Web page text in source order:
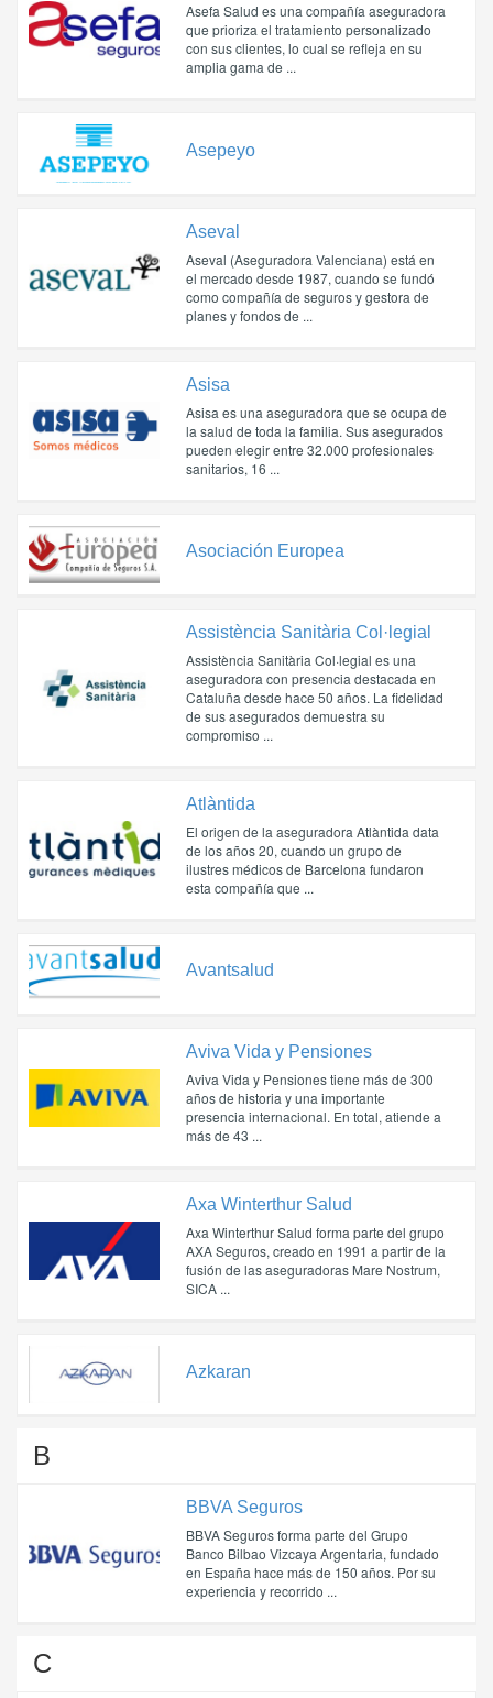
Asefa Salud es una compañía aseguradora
que prioriza el tratamiento personalizado
con sus clientes, lo cual se refleja en su
amplia gama de ...
Asepeyo
Aseval
Aseval (Aseguradora Valenciana) está en
el mercado desde 1987, cuando se fundó
como compañía de seguros y gestora de
planes y fondos de ...
Asisa
Asisa es una aseguradora que se ocupa de
la salud de toda la familia. Sus asegurados
pueden elegir entre 32.000 profesionales
sanitarios, 16 ...
Asociación Europea
Assistència Sanitària Col·legial
Assistència Sanitària Col·legial es una
aseguradora con presencia destacada en
Cataluña desde hace 50 años. La fidelidad
de sus asegurados demuestra su
compromiso ...
Atlàntida
El origen de la aseguradora Atlàntida data
de los años 20, cuando un grupo de
ilustres médicos de Barcelona fundaron
esta compañía que ...
Avantsalud
Aviva Vida y Pensiones
Aviva Vida y Pensiones tiene más de 300
años de historia y una importante
presencia internacional. En total, atiende a
más de 43 ...
Axa Winterthur Salud
Axa Winterthur Salud forma parte del grupo
AXA Seguros, creado en 1991 a partir de la
fusión de las aseguradoras Mare Nostrum,
SICA ...
Azkaran
B
BBVA Seguros
BBVA Seguros forma parte del Grupo
Banco Bilbao Vizcaya Argentaria, fundado
en España hace más de 150 años. Por su
experiencia y recorrido ...
C